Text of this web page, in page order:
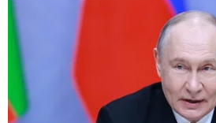
27/02/2020 07:34
Ngày 26/2, Vietnam Grand Prix
chặng đua F1 Việt Nam chính thức
toàn bộ 5.607km đường đua Hà
cố định đi kèm sau 11 tháng thi